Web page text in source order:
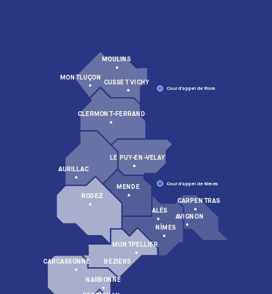
Cour d’appel de Riom
Cour d’appel de Nîmes
MONTPELLIER
NÎMES
ALÈS
AVIGNON
CARPENTRAS
MENDE
RODEZ
AURILLAC
LE PUY-EN-VELAY
CLERMONT-FERRAND
MONTLUÇON
CUSSET VICHY
MOULINS
BÉZIERS
NARBONNE
CARCASSONNE